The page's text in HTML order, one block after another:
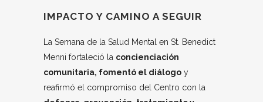
IMPACTO Y CAMINO A SEGUIR
La Semana de la Salud Mental en St. Benedict
Menni fortaleció la concienciación
comunitaria, fomentó el diálogo y
reafirmó el compromiso del Centro con la